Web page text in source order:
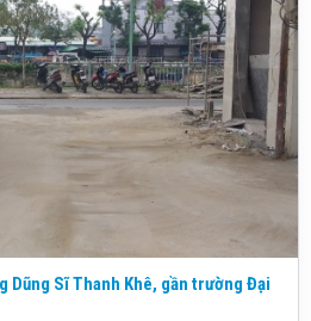
Thanh Khê, gần trường Đại